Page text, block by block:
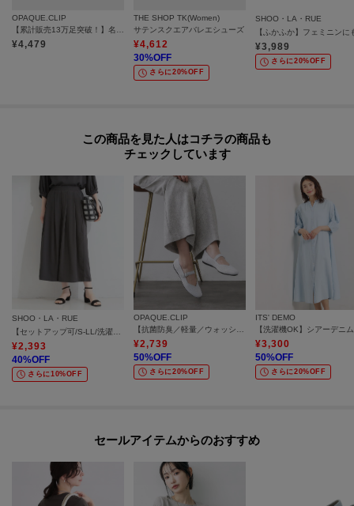
OPAQUE.CLIP
【累計販売13万足突破！】名品フラットバレエシューズ
¥4,479
THE SHOP TK(Women)
サテンスクエアバレエシューズ
¥4,612
30%OFF
さらに20%OFF
SHOO・LA・RUE
¥3,989
さらに20%OFF
この商品を見た人はコチラの商品も
チェックしています
SHOO・LA・RUE
¥2,393
40%OFF
さらに10%OFF
OPAQUE.CLIP
¥2,739
50%OFF
さらに20%OFF
ITS' DEMO
¥3,300
50%OFF
さらに20%OFF
セールアイテムからのおすすめ